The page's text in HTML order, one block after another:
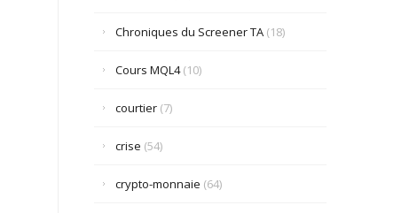
Chroniques du Screener TA(18)
Cours MQL4(10)
courtier(7)
crise (54)
crypto-monnaie (64)